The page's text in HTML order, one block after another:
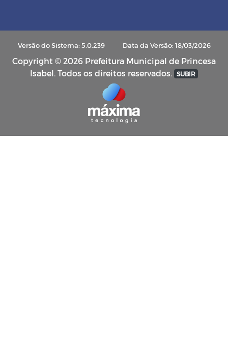
Versão do Sistema: 5.0.239 Data da Versão: 18/03/2026
Copyright © 2026 Prefeitura Municipal de Princesa
Isabel. Todos os direitos reservados. SUBIR